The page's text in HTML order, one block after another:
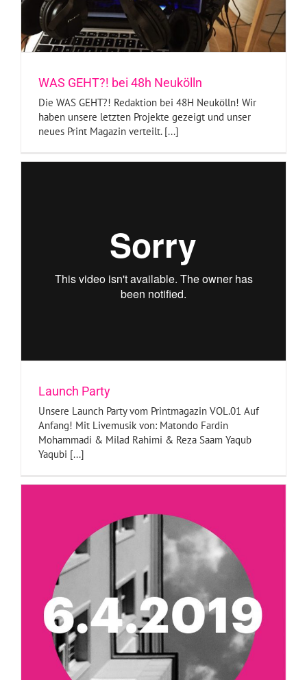
WAS GEHT?! bei 48h Neukölln
Die WAS GEHT?! Redaktion bei 48H Neukölln! Wir
haben unsere letzten Projekte gezeigt und unser
neues Print Magazin verteilt. [...]
Launch Party
Unsere Launch Party vom Printmagazin VOL.01 Auf
Anfang! Mit Livemusik von: Matondo Fardin
Mohammadi & Milad Rahimi & Reza Saam Yaqub
Yaqubi [...]